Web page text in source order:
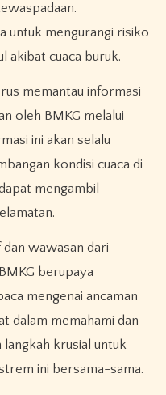
untuk mengurangi risiko
akibat cuaca buruk.
memantau informasi
oleh BMKG melalui
ini akan selalu
kondisi cuaca di
mengambil
wawasan dari
berupaya
mengenai ancaman
dalam memahami dan
krusial untuk
ini bersama-sama.